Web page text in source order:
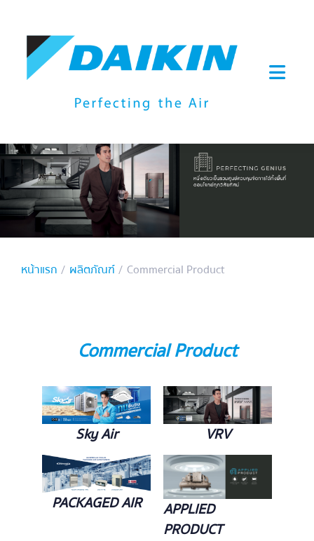
หน้าแรก ผลิตภัณฑ์ Commercial Product
Commercial Product
Sky Air VRV
PACKAGED AIR
APPLIED
PRODUCT